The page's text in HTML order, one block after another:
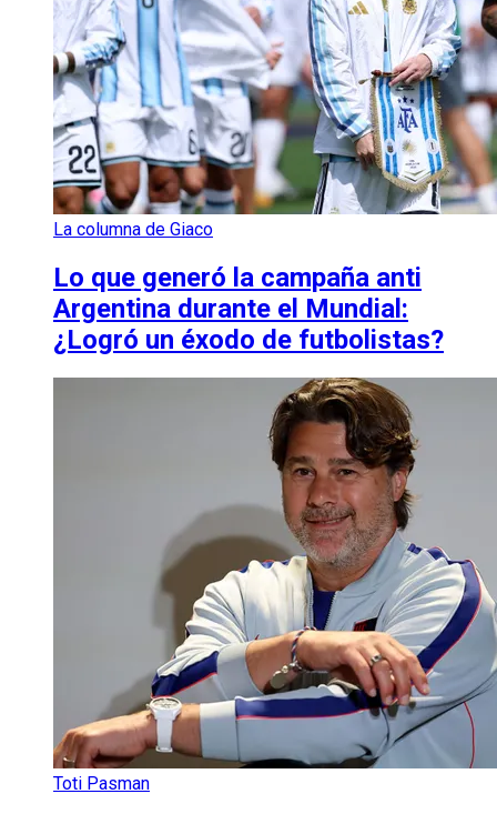
La columna de Giaco
Lo que generó la campaña anti
Argentina durante el Mundial:
¿Logró un éxodo de futbolistas?
Toti Pasman